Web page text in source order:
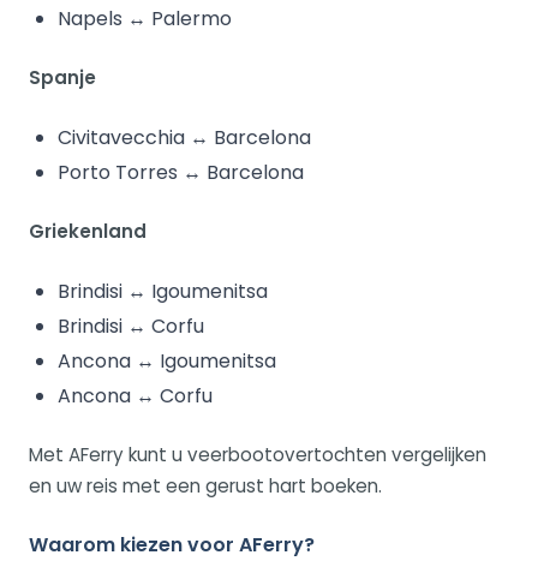
Napels ↔ Palermo
Spanje
Civitavecchia ↔ Barcelona
Porto Torres ↔ Barcelona
Griekenland
Brindisi ↔ Igoumenitsa
Brindisi ↔ Corfu
Ancona ↔ Igoumenitsa
Ancona ↔ Corfu
Met AFerry kunt u veerbootovertochten vergelijken
en uw reis met een gerust hart boeken.
Waarom kiezen voor AFerry?